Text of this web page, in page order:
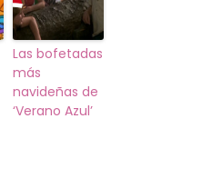
Las bofetadas
más
navideñas de
‘Verano Azul’